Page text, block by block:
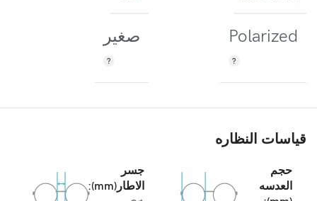
Polarized صغير
قياسات النظاره
حجم
العدسه
جسر
الاطار(mm):